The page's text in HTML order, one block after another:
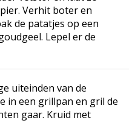
Verhit boter en
de patatjes op een
Lepel er de
uiteinden van de
in een grillpan en gril de
gaar. Kruid met